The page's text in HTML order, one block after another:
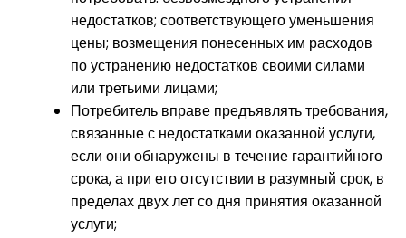
недостатков; соответствующего уменьшения
цены; возмещения понесенных им расходов
по устранению недостатков своими силами
или третьими лицами;
Потребитель вправе предъявлять требования,
связанные с недостатками оказанной услуги,
если они обнаружены в течение гарантийного
срока, а при его отсутствии в разумный срок, в
пределах двух лет со дня принятия оказанной
услуги;